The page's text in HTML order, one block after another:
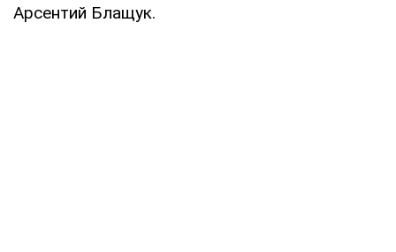
Арсентий Блащук.